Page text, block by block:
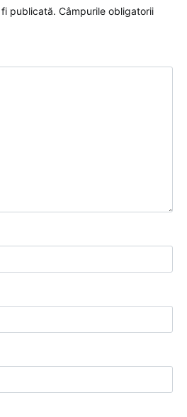
publicată. Câmpurile obligatorii